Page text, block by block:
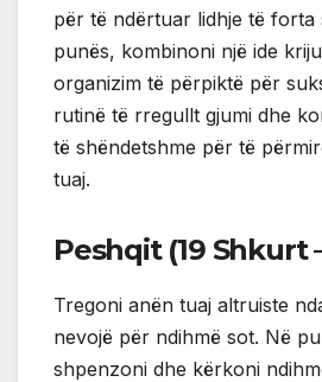
për të ndërtuar lidhje të forta
punës, kombinoni një ide
organizim të përpiktë për
rutinë të rregullt gjumi dhe
të shëndetshme për të
tuaj.
Peshqit (19 Shkurt
Tregoni anën tuaj altruiste
nevojë për ndihmë sot. Në
shpenzoni dhe kërkoni